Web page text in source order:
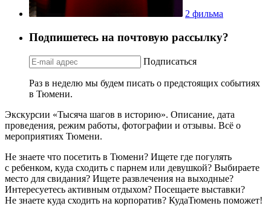
2 фильма
Подпишетесь на почтовую рассылку?
Подписаться
Раз в неделю мы будем писать о предстоящих событиях
в Тюмени.
Экскурсии «Тысяча шагов в историю». Описание, дата
проведения, режим работы, фотографии и отзывы. Всё о
мероприятиях Тюмени.
Не знаете что посетить в Тюмени? Ищете где погулять
с ребенком, куда сходить с парнем или девушкой? Выбираете
место для свидания? Ищете развлечения на выходные?
Интересуетесь активным отдыхом? Посещаете выставки?
Не знаете куда сходить на корпоратив? КудаТюмень поможет!